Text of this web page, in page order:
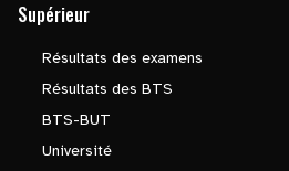
Supérieur
Résultats des examens
Résultats des BTS
BTS-BUT
Université